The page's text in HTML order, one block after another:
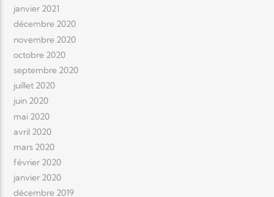
janvier 2021
décembre 2020
novembre 2020
octobre 2020
septembre 2020
juillet 2020
juin 2020
mai 2020
avril 2020
mars 2020
février 2020
janvier 2020
décembre 2019